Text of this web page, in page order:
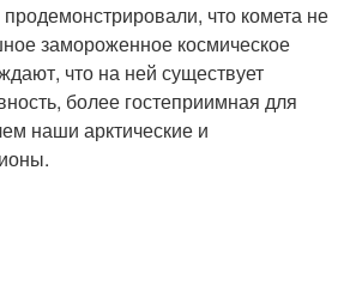
что комета не
замороженное космическое
что на ней существует
более гостеприимная для
наши арктические и